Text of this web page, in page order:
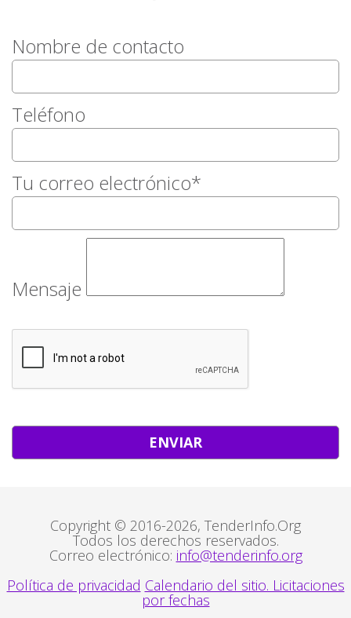
Nombre de contacto
Teléfono
Tu correo electrónico*
Mensaje
Copyright © 2016-2026, TenderInfo.Org
Todos los derechos reservados.
Correo electrónico: info@tenderinfo.org
Política de privacidad Calendario del sitio. Licitaciones
por fechas